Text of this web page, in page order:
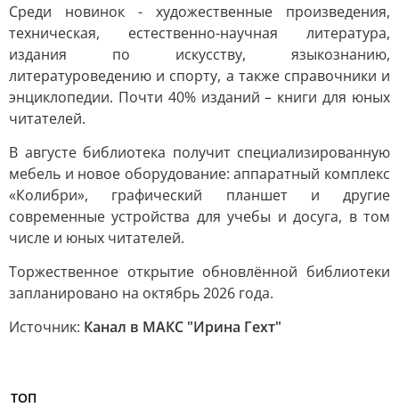
Среди новинок - художественные произведения,
техническая, естественно-научная литература,
издания по искусству, языкознанию,
литературоведению и спорту, а также справочники и
энциклопедии. Почти 40% изданий – книги для юных
читателей.
В августе библиотека получит специализированную
мебель и новое оборудование: аппаратный комплекс
«Колибри», графический планшет и другие
современные устройства для учебы и досуга, в том
числе и юных читателей.
Торжественное открытие обновлённой библиотеки
запланировано на октябрь 2026 года.
Источник: Канал в МАКС "Ирина Гехт"
ТОП